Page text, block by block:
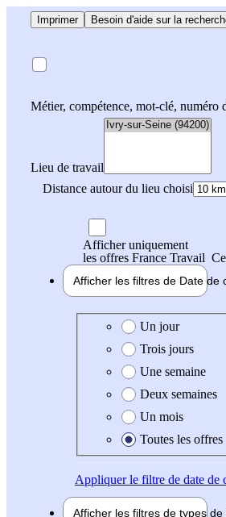
Imprimer Besoin d'aide sur la
Métier, compétence, mot-clé, numéro
Lieu de travail
Distance autour du lieu choisi
Afficher uniquement
les offres France Travail
Afficher les filtres de Date de
Date de création de l'offre
Un jour
Trois jours
Une semaine
Deux semaines
Un mois
Toutes les offres
Appliquerle filtre de date de
Afficher les filtres de types de